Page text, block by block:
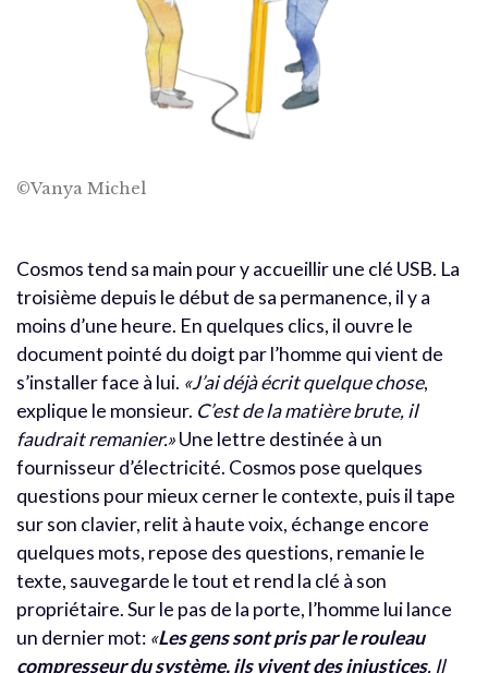
©Vanya Michel
Cosmos tend sa main pour y accueillir une clé USB. La
troisième depuis le début de sa permanence, il y a
moins d’une heure. En quelques clics, il ouvre le
document pointé du doigt par l’homme qui vient de
s’installer face à lui. «J’ai déjà écrit quelque chose,
explique le monsieur. C’est de la matière brute, il
faudrait remanier.»Une lettre destinée à un
fournisseur d’électricité. Cosmos pose quelques
questions pour mieux cerner le contexte, puis il tape
sur son clavier, relit à haute voix, échange encore
quelques mots, repose des questions, remanie le
texte, sauvegarde le tout et rend la clé à son
propriétaire. Sur le pas de la porte, l’homme lui lance
un dernier mot: «Les gens sont pris par le rouleau
compresseur du système, ils vivent des injustices. Il